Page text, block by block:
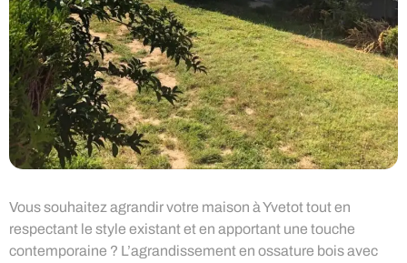
Vous souhaitez agrandir votre maison à Yvetot tout en
respectant le style existant et en apportant une touche
contemporaine ? L’agrandissement en ossature bois avec